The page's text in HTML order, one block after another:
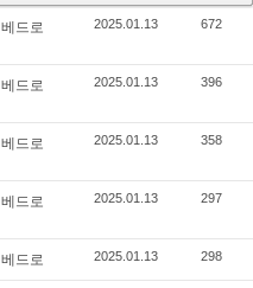
베드로 2025.01.13 672
베드로 2025.01.13 396
베드로 2025.01.13 358
베드로 2025.01.13 297
베드로 2025.01.13 298